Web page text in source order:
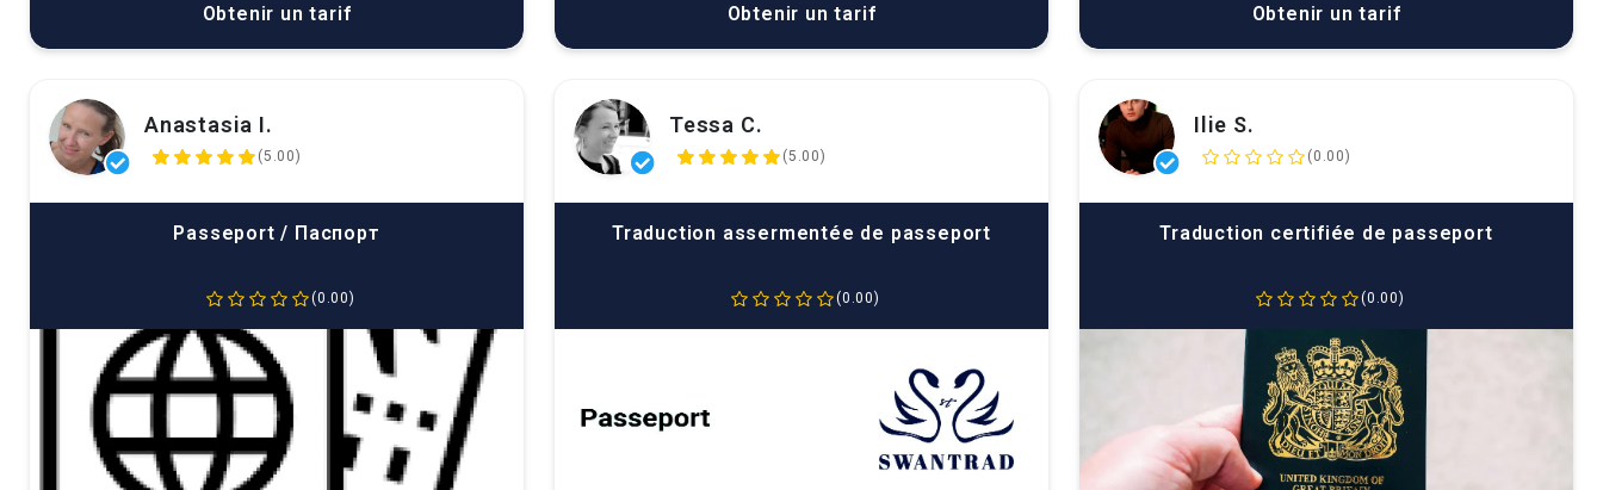
Obtenir un tarif Obtenir un tarif Obtenir un tarif
Anastasia I.
(5.00)
Passeport / Паспорт
(0.00)
Tessa C.
(5.00)
Traduction assermentée de passeport
(0.00)
Ilie S.
(0.00)
Traduction certifiée de passeport
(0.00)